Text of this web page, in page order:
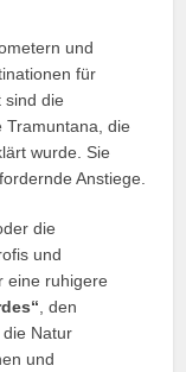
und
für
sind die
Tramuntana, die
wurde. Sie
Anstiege.
die
und
eine ruhigere
, den
Natur
und